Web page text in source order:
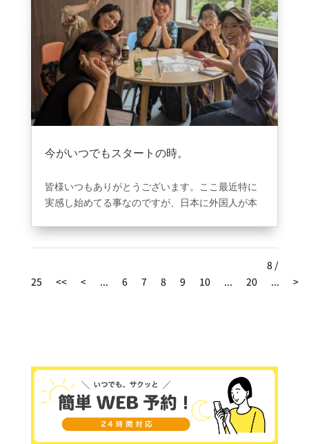
今がいつでもスタートの時。
皆様いつもありがとうございます。ここ最近特に
実感し始めてる事なのですが、日本に外国人が本
毎日沢山あります。英語を話せたら、、、と思っ
た事が皆さんあると思いますが、近い未来の中で
でも本気でくると思っています。人が始める前に
学ぶ事を常に考えておいてください。言語を覚え
る事は環境をどれだけ作れるかが本当に鍵になっ
てきます。環境作りや仕組みには自信がありま
す！！皆様のこれからの人生のきっかけになれる
ように想い作ったのがbe..englishです????今した
8 /
25
<< < ... 6 7 8 9 10 ... 20 ... >